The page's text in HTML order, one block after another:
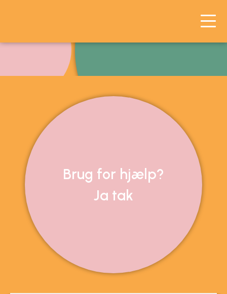
Brug for hjælp?
Ja tak